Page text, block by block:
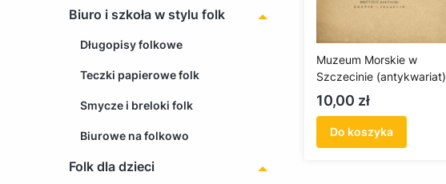
Biuro i szkoła w stylu folk
Długopisy folkowe
Teczki papierowe folk
Smycze i breloki folk
Biurowe na folkowo
Folk dla dzieci
Muzeum Morskie w
Szczecinie (antykwariat)
Cena
10,00 zł
Do koszyka